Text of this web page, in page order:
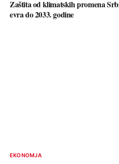
Zaštita od klimatskih promena
evra do 2033. godine
EKONOMJA